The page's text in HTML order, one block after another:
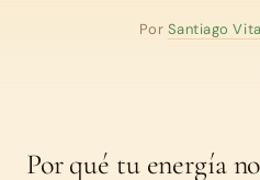
Por Santiago
Por qué tu energía